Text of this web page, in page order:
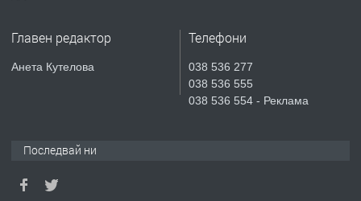
СГЛОБЯВАНЕ НА МЕБЕЛИ.
Главен редактор
Анета Кутелова
Телефони
038 536 277
038 536 555
038 536 554 - Реклама
Последвай ни